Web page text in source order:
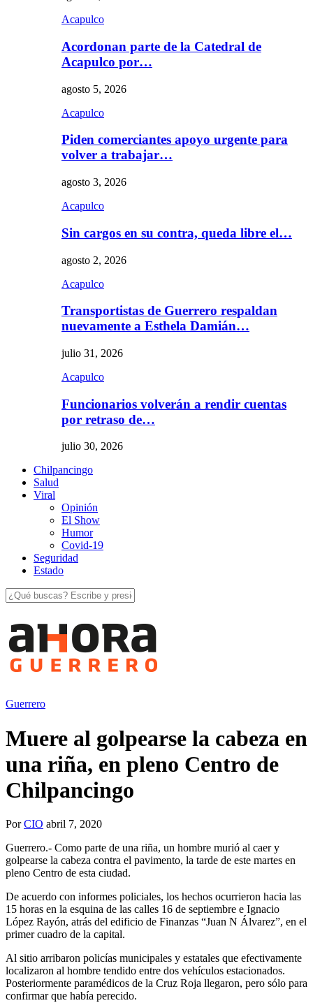
Acapulco
Acordonan parte de la Catedral de
Acapulco por…
agosto 5, 2026
Acapulco
Piden comerciantes apoyo urgente para
volver a trabajar…
agosto 3, 2026
Acapulco
Sin cargos en su contra, queda libre el…
agosto 2, 2026
Acapulco
Transportistas de Guerrero respaldan
nuevamente a Esthela Damián…
julio 31, 2026
Acapulco
Funcionarios volverán a rendir cuentas
por retraso de…
julio 30, 2026
Chilpancingo
Salud
Viral
Opinión
El Show
Humor
Covid-19
Seguridad
Estado
Guerrero
Muere al golpearse la cabeza en
una riña, en pleno Centro de
Chilpancingo
PorCIO abril 7, 2020
Guerrero.- Como parte de una riña, un hombre murió al caer y
golpearse la cabeza contra el pavimento, la tarde de este martes en
pleno Centro de esta ciudad.
De acuerdo con informes policiales, los hechos ocurrieron hacia las
15 horas en la esquina de las calles 16 de septiembre e Ignacio
López Rayón, atrás del edificio de Finanzas “Juan N Álvarez”, en el
primer cuadro de la capital.
Al sitio arribaron policías municipales y estatales que efectivamente
localizaron al hombre tendido entre dos vehículos estacionados.
Posteriormente paramédicos de la Cruz Roja llegaron, pero sólo para
confirmar que había perecido.